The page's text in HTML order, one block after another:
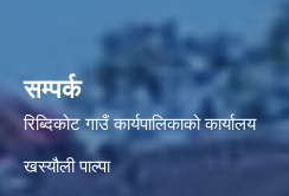
सम्पर्क
रिब्दिकोट गाउँ कार्यपालिकाको कार्यालय
खस्यौली पाल्पा